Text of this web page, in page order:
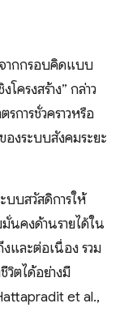
ากกรอบคิดแบบ
ครงสร้าง” กล่าว
การชั่วคราวหรือ
งระบบสังคมระยะ
บบสวัสดิการให้
นคงด้านรายได้ใน
และต่อเนื่อง รวม
วิตได้อย่างมี
et al.,